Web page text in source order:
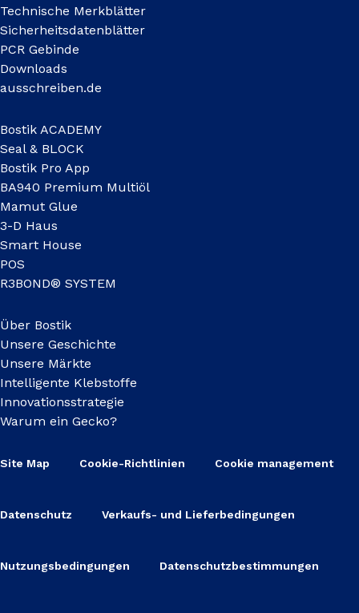
Technische Merkblätter
Sicherheitsdatenblätter
PCR Gebinde
Downloads
ausschreiben.de
Bostik ACADEMY
Seal & BLOCK
Bostik Pro App
BA940 Premium Multiöl
Mamut Glue
3-D Haus
Smart House
POS
R3BOND® SYSTEM
Über Bostik
Unsere Geschichte
Unsere Märkte
Intelligente Klebstoffe
Innovationsstrategie
Warum ein Gecko?
Site Map Cookie-Richtlinien Cookie management
Datenschutz Verkaufs- und Lieferbedingungen
Nutzungsbedingungen Datenschutzbestimmungen